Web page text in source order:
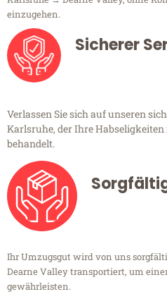
einzugehen.
Sicherer
Verlassen Sie sich auf unseren
Karlsruhe, der Ihre
behandelt.
Ihr Umzugsgut wird von uns
Dearne Valley transportiert, um
gewährleisten.